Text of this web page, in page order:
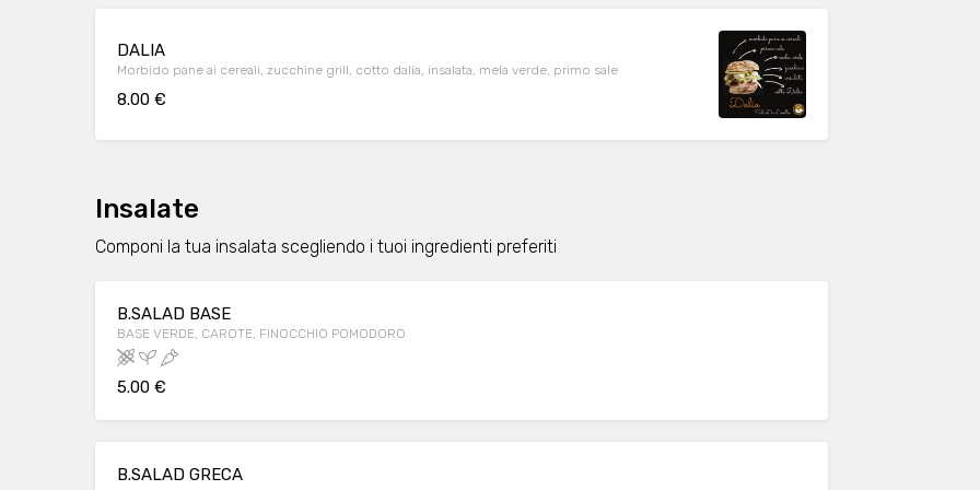
DALIA
Morbido pane ai cereali, zucchine grill, cotto dalia, insalata, mela verde, primo sale
8.00 €
Insalate
Componi la tua insalata scegliendo i tuoi ingredienti preferiti
B.SALAD BASE
BASE VERDE, CAROTE, FINOCCHIO POMODORO
5.00 €
B.SALAD GRECA